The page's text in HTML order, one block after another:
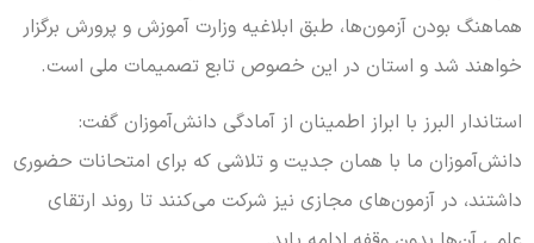
هماهنگ بودن آزمون‌ها، طبق ابلاغیه وزارت آموزش و پرورش برگزار
خواهند شد و استان در این خصوص تابع تصمیمات ملی است.
استاندار البرز با ابراز اطمینان از آمادگی دانش‌آموزان گفت:
دانش‌آموزان ما با همان جدیت و تلاشی که برای امتحانات حضوری
داشتند، در آزمون‌های مجازی نیز شرکت می‌کنند تا روند ارتقای